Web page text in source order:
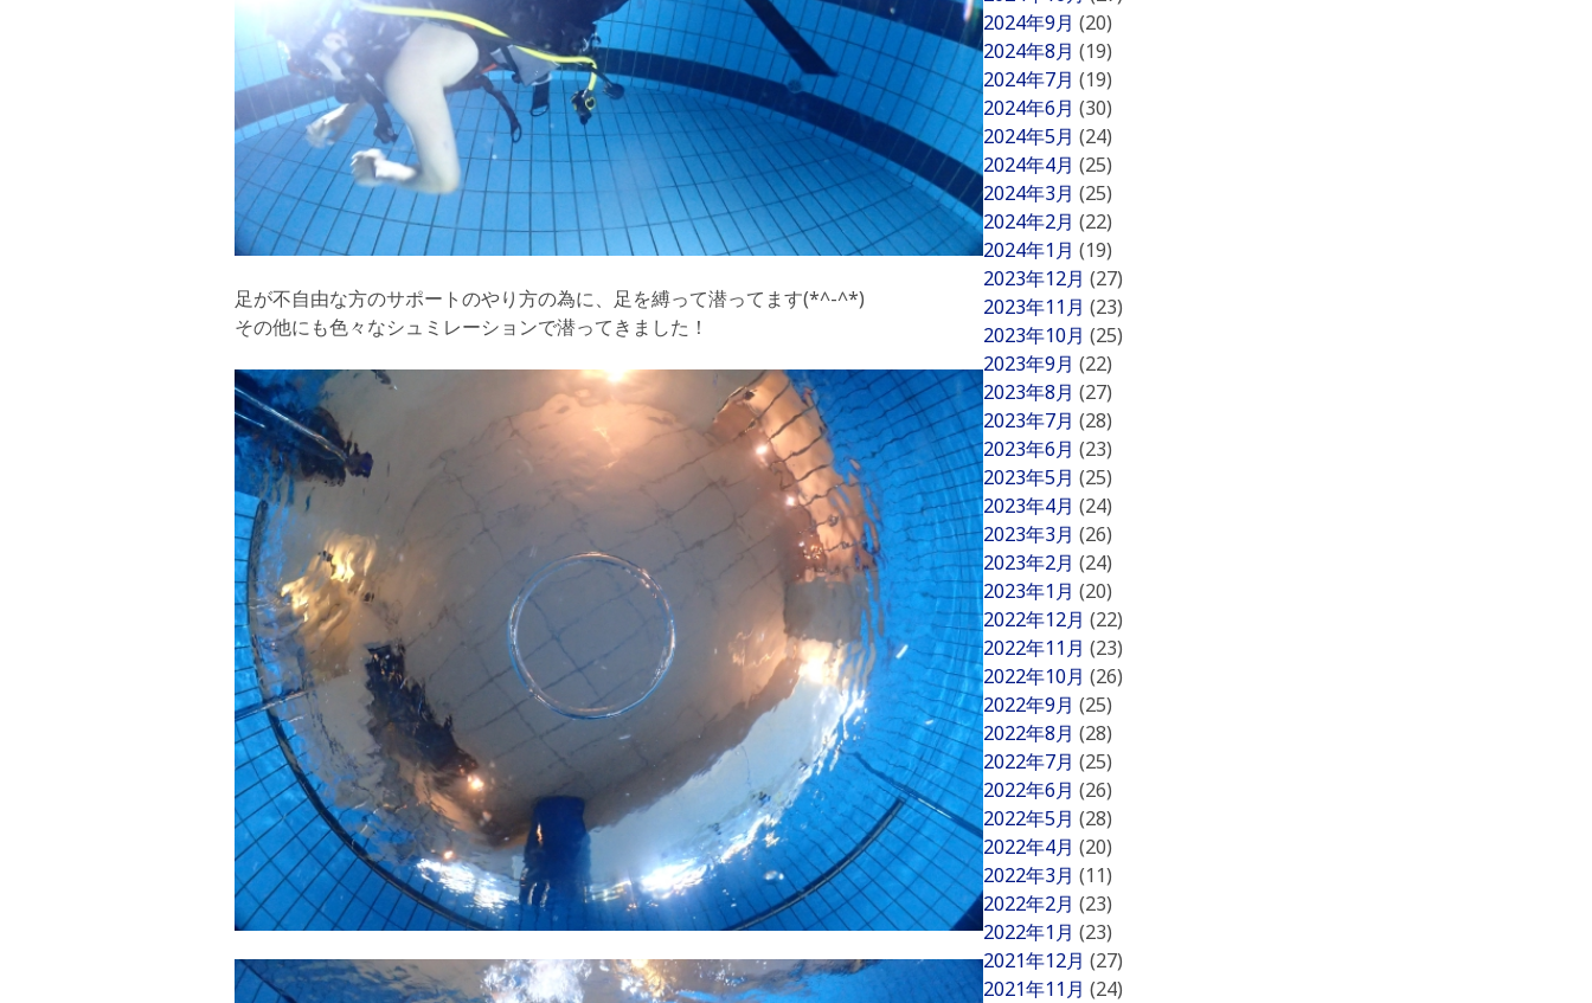
足が不自由な方のサポートのやり方の為に、足を縛って潜ってます(*^-^*)
その他にも色々なシュミレーションで潜ってきました！
2024年9月 (20)
2024年8月 (19)
2024年7月 (19)
2024年6月 (30)
2024年5月 (24)
2024年4月 (25)
2024年3月 (25)
2024年2月 (22)
2024年1月 (19)
2023年12月 (27)
2023年11月 (23)
2023年10月 (25)
2023年9月 (22)
2023年8月 (27)
2023年7月 (28)
2023年6月 (23)
2023年5月 (25)
2023年4月 (24)
2023年3月 (26)
2023年2月 (24)
2023年1月 (20)
2022年12月 (22)
2022年11月 (23)
2022年10月 (26)
2022年9月 (25)
2022年8月 (28)
2022年7月 (25)
2022年6月 (26)
2022年5月 (28)
2022年4月 (20)
2022年3月 (11)
2022年2月 (23)
2022年1月 (23)
2021年12月 (27)
2021年11月 (24)